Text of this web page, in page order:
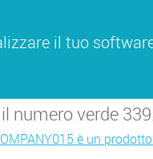
il tuo
numero verde
è un